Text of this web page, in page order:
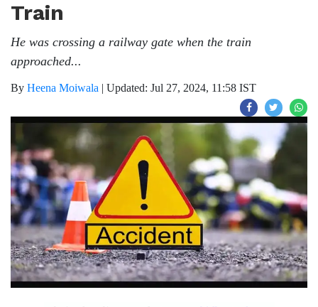
Train
He was crossing a railway gate when the train
approached...
By Heena Moiwala | Updated: Jul 27, 2024, 11:58 IST